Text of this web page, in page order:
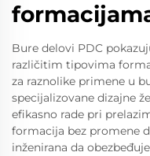
Bure delovi PDC
različitim tipovima
za raznolike primene u
specijalizovane dizajne
efikasno rade pri
formacija bez promene
inženirana da